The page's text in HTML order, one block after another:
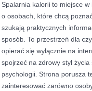
Spalarnia kalorii to miejsce
o osobach, które chcą
szukają praktycznych
sposób. To przestrzeń dla
opierać się wyłącznie na
spojrzeć na zdrowy styl
psychologii. Strona porusza
zainteresować zarówno